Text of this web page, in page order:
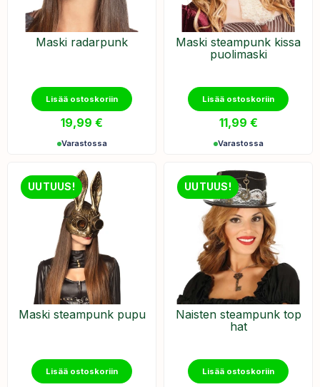
Maski radarpunk
Lisää ostoskoriin
19,99 €
Varastossa
Maski steampunk kissa
puolimaski
Lisää ostoskoriin
11,99 €
Varastossa
UUTUUS!
Maski steampunk pupu
Lisää ostoskoriin
UUTUUS!
Naisten steampunk top
hat
Lisää ostoskoriin